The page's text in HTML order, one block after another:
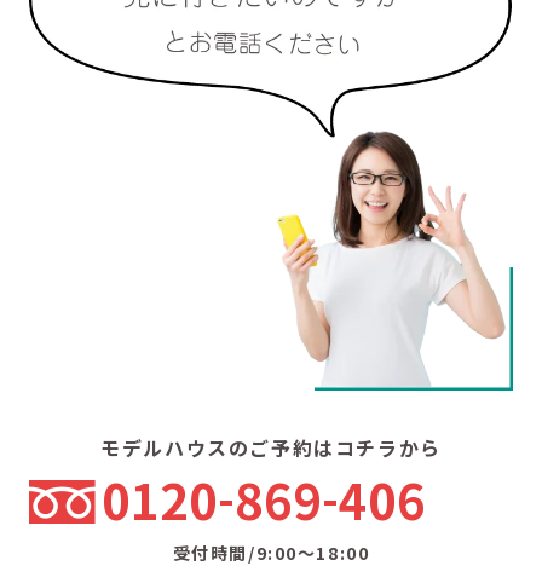
モデルハウスのご予約はコチラから
0120 869 406
受付時間/9:00〜18:00